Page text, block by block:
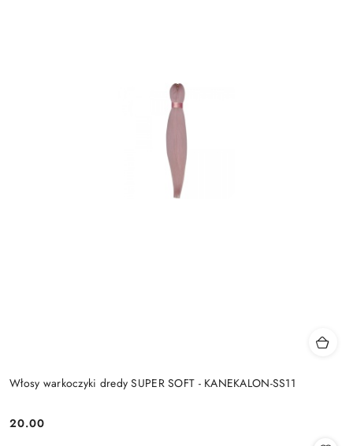
Włosy warkoczyki dredy SUPER SOFT - KANEKALON-SS11
Cena:
20.00